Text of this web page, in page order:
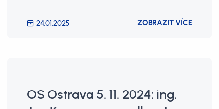
24.01.2025 ZOBRAZIT VÍCE
OS Ostrava 5. 11. 2024: ing.